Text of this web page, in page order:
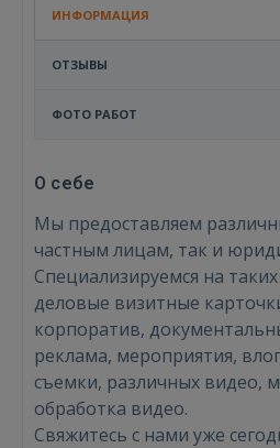
ИНФОРМАЦИЯ
ОТЗЫВЫ
ФОТО РАБОТ
О себе
Мы предоставляем
частным лицам, так и
Специализируемся на
деловые визитные
корпоратив,
реклама, мероприятия,
съемки, различных видео,
обработка видео.
Свяжитесь с нами уже